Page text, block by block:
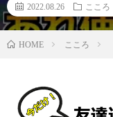
2022.08.26 こころ
HOME こころ